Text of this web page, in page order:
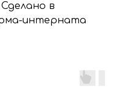
в
интерната